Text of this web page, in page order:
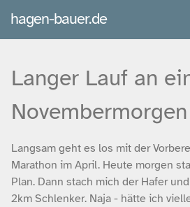
hagen-bauer.de
Langer Lauf an
Novembermorgen
Langsam geht es los mit der
Marathon im April. Heute morgen
Plan. Dann stach mich der Hafer
2km Schlenker. Naja - hätte ich